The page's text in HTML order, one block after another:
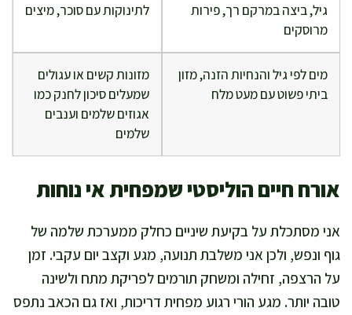
גיל, ביצה במרקם רך, פירות
מרוסקים
לתינוקות עם סוכר, מיצים
מים לפי גיל והנחיות הזנה, מזון
ביתי פשוט עם מעט מלח
מזונות קשים או עגולים
שמעלים סיכון לחנק כמו
אגוזים שלמים וענבים
שלמים
אורח חיים הוליסטי שמפחית אי נוחות
אני מסתכלת על בקיעת שיניים כחלק ממערכת שלמה של
גוף ונפש, ולכן אני משלבת תנועה, מגע וקצב יום עקבי. זמן
על הרצפה, זחילה ומשחק תורמים לפריקת מתח ולשינה
טובה יותר. מגע הורי רגוע מפחית דריכות, ואז גם הכאב נתפס